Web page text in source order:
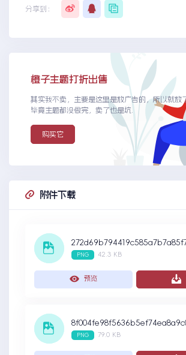
分享到：
橙子主题打折出售
其实我不卖，主要是这里是放广告的，所以就放
毕竟主题都没做完，卖了也是坑.
购买它
附件下载
PNG 42.3 KB
预览
PNG 79.0 KB